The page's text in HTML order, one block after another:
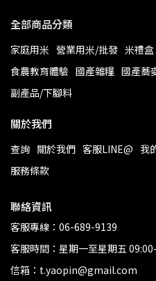
全部商品分類
家庭用米 營業用米/批發 米禮盒
食農教育體驗 國產雜糧 國產蕎
副產品/下腳料
關於我們
查詢 關於我們 客服LINE@ 我
服務條款
聯絡資訊
客服專線：06-689-9139
客服時間：星期一至星期五
信箱：t.yaopin@gmail.com